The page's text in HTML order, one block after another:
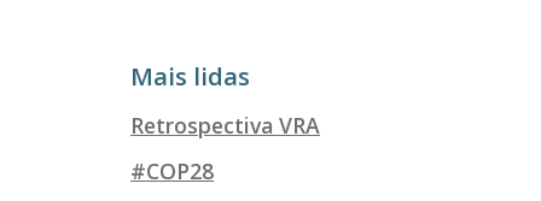
Mais lidas
Retrospectiva VRA
#COP28